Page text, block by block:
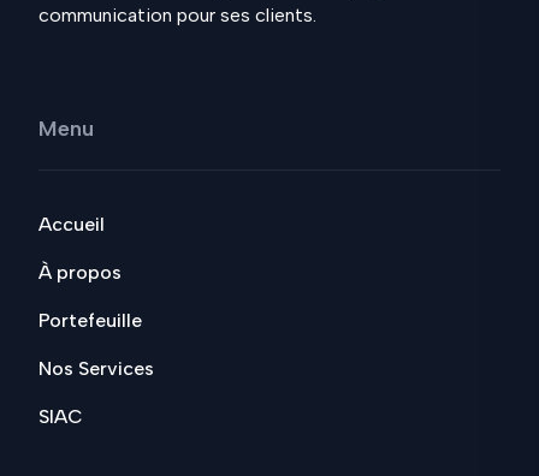
communication pour ses clients.
Menu
Accueil
À propos
Portefeuille
Nos Services
SIAC